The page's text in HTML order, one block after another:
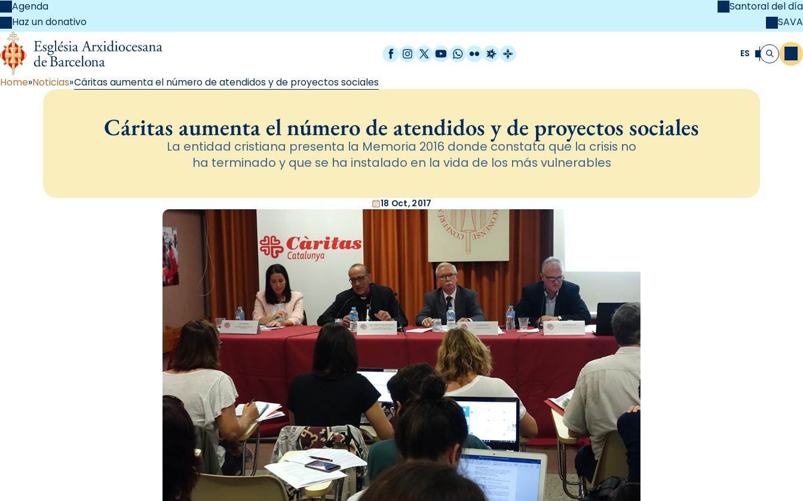
Agenda
Haz un donativo
Santoral del día
SAVA
Facebook
Instagram
X / Twitter
YouTube
WhatsApp
FlickrRadio Estel
Catalunya Cristiana ES Buscar
Home Noticias Cáritas aumenta el número de atendidos y de proyectos sociales
Cáritas aumenta el número de atendidos y de proyectos sociales
La entidad cristiana presenta la Memoria 2016 donde constata que la crisis no
ha terminado y que se ha instalado en la vida de los más vulnerables
18 Oct, 2017